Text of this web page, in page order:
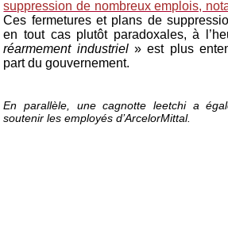
suppression de nombreux emplois,
Ces fermetures et plans de
en tout cas plutôt paradoxales, à
réarmement industriel» est plus
part du gouvernement.
En parallèle, une cagnotte leetchi a
soutenir les employés d’ArcelorMittal.